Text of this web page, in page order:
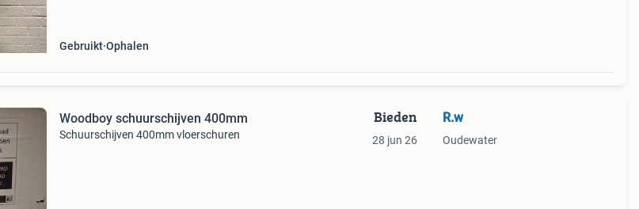
Gebruikt Ophalen
Woodboy schuurschijven 400mm
Schuurschijven 400mm vloerschuren
Bieden
28 jun 26
R.w
Oudewater